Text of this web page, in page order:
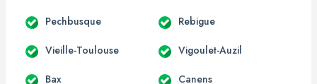
Pechbusque Rebigue
Vieille-Toulouse Vigoulet-Auzil
Bax Canens